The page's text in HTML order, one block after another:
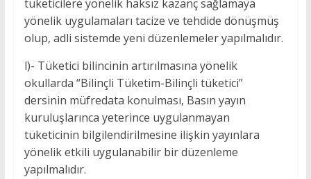
tüketicilere yönelik haksız kazanç sağlamaya
yönelik uygulamaları tacize ve tehdide dönüşmüş
olup, adli sistemde yeni düzenlemeler yapılmalıdır.
l)- Tüketici bilincinin artırılmasına yönelik
okullarda “Bilinçli Tüketim-Bilinçli tüketici”
dersinin müfredata konulması, Basın yayın
kuruluşlarınca yeterince uygulanmayan
tüketicinin bilgilendirilmesine ilişkin yayınlara
yönelik etkili uygulanabilir bir düzenleme
yapılmalıdır.